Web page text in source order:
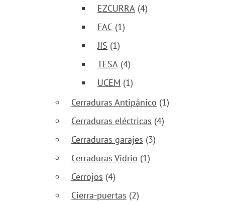
EZCURRA (4)
FAC (1)
JIS (1)
TESA (4)
UCEM (1)
Cerraduras Antipánico (1)
Cerraduras eléctricas (4)
Cerraduras garajes (3)
Cerraduras Vidrio (1)
Cerrojos (4)
Cierra-puertas (2)